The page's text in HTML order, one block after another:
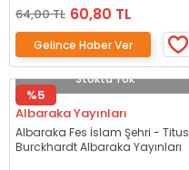
64,00 TL 60,80 TL
Gelince Haber Ver
Stokta Yok
%5
Albaraka Yayınları
Albaraka Fes İslam Şehri - Titus
Burckhardt Albaraka Yayınları